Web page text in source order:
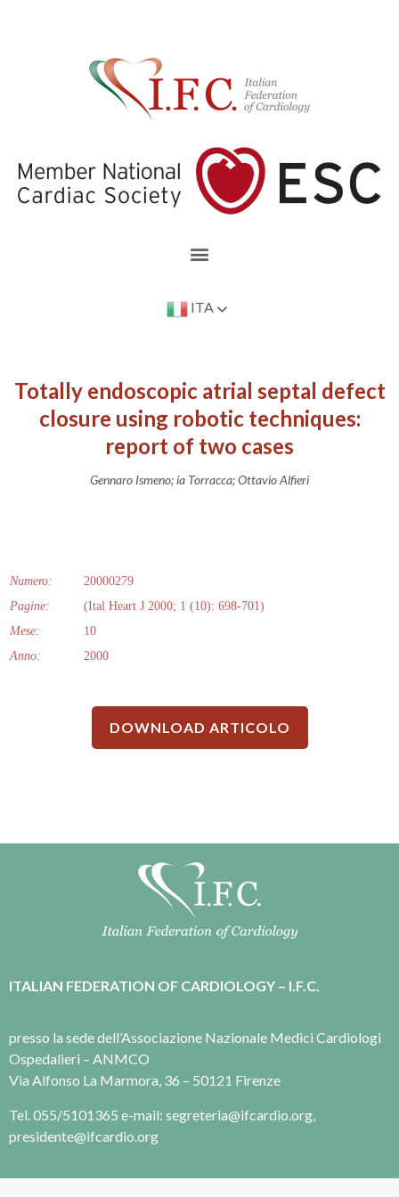
ITA
Totally endoscopic atrial septal defect
closure using robotic techniques:
report of two cases
Gennaro Ismeno; ia Torracca; Ottavio Alfieri
Numero:
20000279
Pagine:
(Ital Heart J 2000; 1 (10): 698-701)
Mese:
10
Anno:
2000
DOWNLOAD ARTICOLO
ITALIAN FEDERATION OF CARDIOLOGY – I.F.C.
presso la sede dell’Associazione Nazionale Medici Cardiologi
Ospedalieri – ANMCO
Via Alfonso La Marmora, 36 – 50121 Firenze
Tel. 055/5101365 e-mail: segreteria@ifcardio.org,
presidente@ifcardio.org